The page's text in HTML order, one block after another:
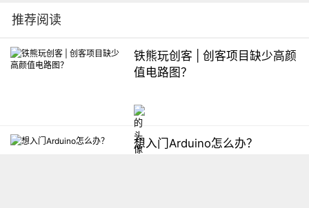
推荐阅读
铁熊玩创客 | 创客项目缺少高颜
值电路图？
想入门Arduino怎么办？